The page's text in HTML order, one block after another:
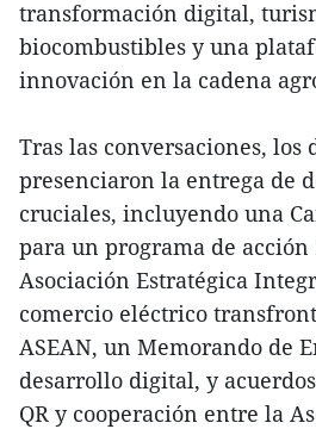
transformación digital,
biocombustibles y una
innovación en la cadena
Tras las conversaciones, los
presenciaron la entrega de
cruciales, incluyendo una
para un programa de acción
Asociación Estratégica
comercio eléctrico
ASEAN, un Memorando de
desarrollo digital, y
QR y cooperación entre la